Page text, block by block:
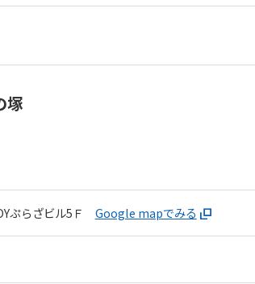
塚
ぷらざビル5Ｆ Google mapでみる